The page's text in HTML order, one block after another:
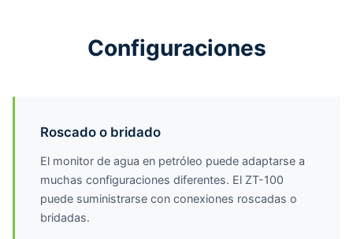
Configuraciones
Roscado o bridado
El monitor de agua en petróleo puede adaptarse a
muchas configuraciones diferentes. El ZT-100
puede suministrarse con conexiones roscadas o
bridadas.